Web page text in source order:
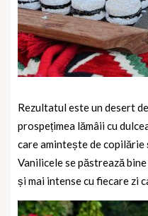
Rezultatul este un desert
prospețimea lămâii cu
care amintește de copilărie
Vanilicele se păstrează
și mai intense cu fiecare zi